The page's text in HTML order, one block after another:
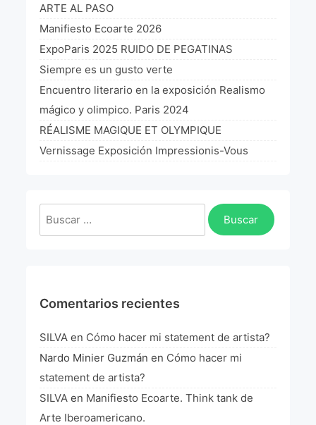
L’art Latino-américain à Paris 2019
Reflecting Source. NY 2019
«Sincronías con sentido» Bogotá Colombia 2019
«Huellas trashumantes» New York 2018
Commissaire D’exposition
Manifiesto Ecoarte
ARTE AL PASO
Manifiesto Ecoarte 2026
ExpoParis 2025 RUIDO DE PEGATINAS
Siempre es un gusto verte
Encuentro literario en la exposición Realismo
mágico y olimpico. Paris 2024
RÉALISME MAGIQUE ET OLYMPIQUE
Vernissage Exposición Impressionis-Vous
Buscar:
Comentarios recientes
SILVA en Cómo hacer mi statement de artista?
Nardo Minier Guzmán en Cómo hacer mi
statement de artista?
SILVA en Manifiesto Ecoarte. Think tank de
Arte Iberoamericano.